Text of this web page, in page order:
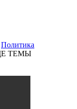
Политика
ТЕМЫ